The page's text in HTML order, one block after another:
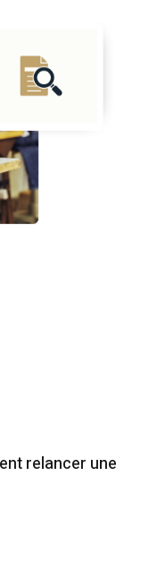
relancer une